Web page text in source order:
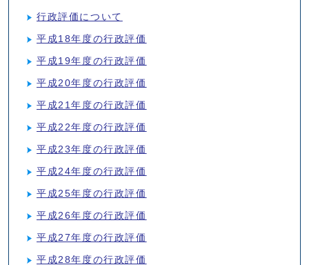
行政評価について
平成18年度の行政評価
平成19年度の行政評価
平成20年度の行政評価
平成21年度の行政評価
平成22年度の行政評価
平成23年度の行政評価
平成24年度の行政評価
平成25年度の行政評価
平成26年度の行政評価
平成27年度の行政評価
平成28年度の行政評価